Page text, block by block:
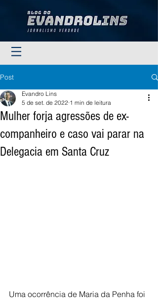
Post
Mulher forja agressões de ex-
companheiro e caso vai parar na
Delegacia em Santa Cruz
Evandro Lins
5 de set. de 2022 1 min de leitura
Uma ocorrência de Maria da Penha foi